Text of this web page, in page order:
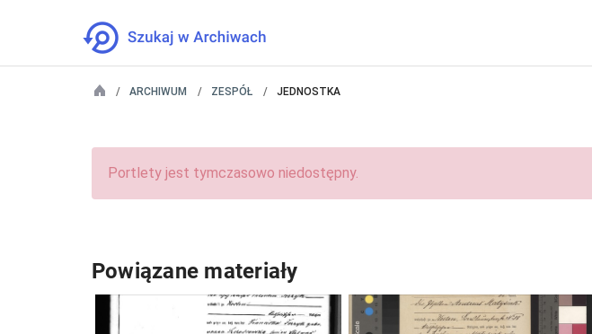
ARCHIWUM ZESPÓŁ JEDNOSTKA
Portlety jest tymczasowo niedostępny.
Powiązane materiały